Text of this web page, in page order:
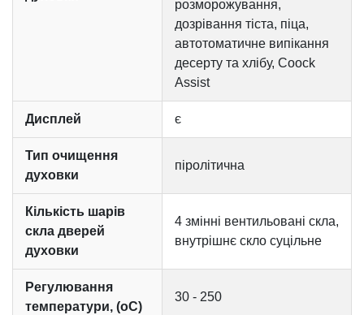
розморожування,
дозрівання тіста, піца,
автотоматичне випікання
десерту та хлібу, Coock
Assist
Дисплей є
Тип очищення
духовки
піролітична
Кількість шарів
скла дверей
духовки
4 змінні вентильовані скла,
внутрішнє скло суцільне
Регулювання
температури, (оC)
30 - 250